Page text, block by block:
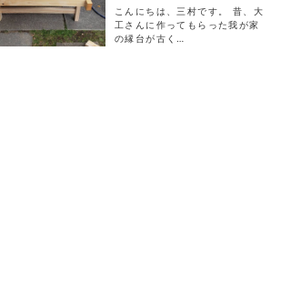
こんにちは、三村です。 昔、大
工さんに作ってもらった我が家
の縁台が古く…